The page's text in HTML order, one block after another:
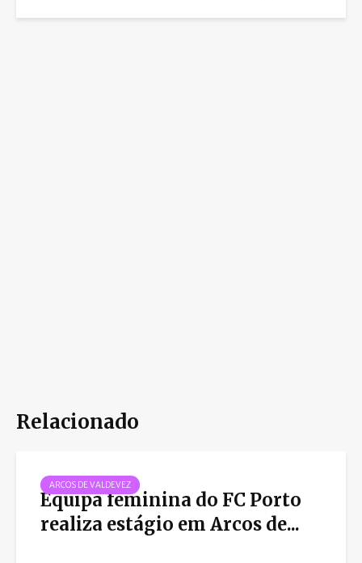
Relacionado
ARCOS DE VALDEVEZ
Equipa feminina do FC Porto
realiza estágio em Arcos de...